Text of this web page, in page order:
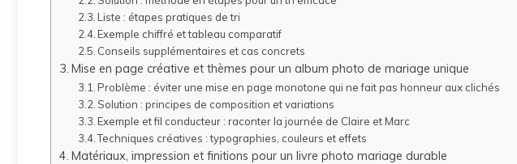
Liste : étapes pratiques de tri
Exemple chiffré et tableau comparatif
Conseils supplémentaires et cas concrets
Mise en page créative et thèmes pour un album photo de mariage unique
Problème : éviter une mise en page monotone qui ne fait pas honneur aux clichés
Solution : principes de composition et variations
Exemple et fil conducteur : raconter la journée de Claire et Marc
Techniques créatives : typographies, couleurs et effets
Matériaux, impression et finitions pour un livre photo mariage durable